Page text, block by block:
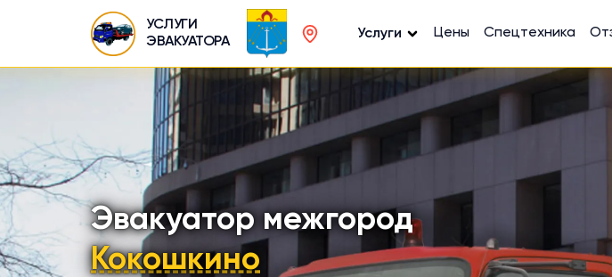
УСЛУГИ
ЭВАКУАТОРА
Услуги Цены Спецтехника
Эвакуатор межгород
Кокошкино